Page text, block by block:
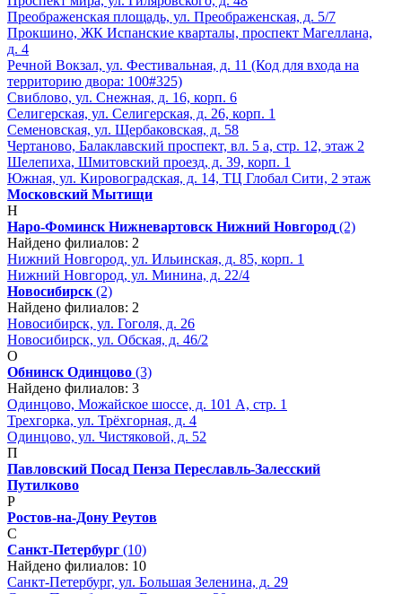
Преображенская площадь, ул. Преображенская, д. 5/7
Прокшино, ЖК Испанские кварталы, проспект Магеллана,
д. 4
Речной Вокзал, ул. Фестивальная, д. 11 (Код для входа на
территорию двора: 100#325)
Свиблово, ул. Снежная, д. 16, корп. 6
Селигерская, ул. Селигерская, д. 26, корп. 1
Семеновская, ул. Щербаковская, д. 58
Чертаново, Балаклавский проспект, вл. 5 а, стр. 12, этаж 2
Шелепиха, Шмитовский проезд, д. 39, корп. 1
Южная, ул. Кировоградская, д. 14, ТЦ Глобал Сити, 2 этаж
Московский Мытищи
Н
Наро-Фоминск Нижневартовск Нижний Новгород (2)
Найдено филиалов: 2
Нижний Новгород, ул. Ильинская, д. 85, корп. 1
Нижний Новгород, ул. Минина, д. 22/4
Новосибирск (2)
Найдено филиалов: 2
Новосибирск, ул. Гоголя, д. 26
Новосибирск, ул. Обская, д. 46/2
О
Обнинск Одинцово (3)
Найдено филиалов: 3
Одинцово, Можайское шоссе, д. 101 А, стр. 1
Трехгорка, ул. Трёхгорная, д. 4
Одинцово, ул. Чистяковой, д. 52
П
Павловский Посад Пенза Переславль-Залесский
Путилково
Р
Ростов-на-Дону Реутов
С
Санкт-Петербург (10)
Найдено филиалов: 10
Санкт-Петербург, ул. Большая Зеленина, д. 29